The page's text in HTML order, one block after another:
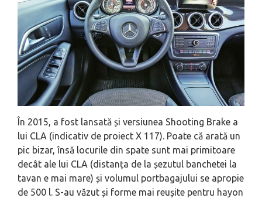
În 2015, a fost lansată și versiunea Shooting Brake a
lui CLA (indicativ de proiect X 117). Poate că arată un
pic bizar, însă locurile din spate sunt mai primitoare
decât ale lui CLA (distanța de la șezutul banchetei la
tavan e mai mare) și volumul portbagajului se apropie
de 500 l. S-au văzut și forme mai reușite pentru hayon